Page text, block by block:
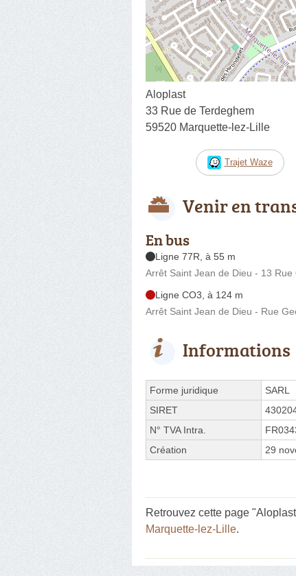
Aloplast
33 Rue de Terdeghem
59520 Marquette-lez-Lille
Trajet Waze
Venir en
En bus
Ligne 77R, à 55 m
Arrêt Saint Jean de Dieu - 13
Ligne CO3, à 124 m
Arrêt Saint Jean de Dieu - Rue
Informations
Forme juridique
SARL
SIRET
N° TVA Intra.
Création
29
Retrouvez cette page
Marquette-lez-Lille.